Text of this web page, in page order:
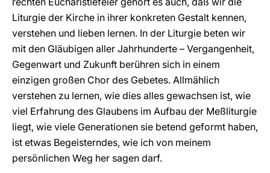
Liturgie der Kirche in ihrer konkreten Gestalt kennen,
verstehen und lieben lernen. In der Liturgie beten wir
mit den Gläubigen aller Jahrhunderte – Vergangenheit,
Gegenwart und Zukunft berühren sich in einem
einzigen großen Chor des Gebetes. Allmählich
verstehen zu lernen, wie dies alles gewachsen ist, wie
viel Erfahrung des Glaubens im Aufbau der Meßliturgie
liegt, wie viele Generationen sie betend geformt haben,
ist etwas Begeisterndes, wie ich von meinem
persönlichen Weg her sagen darf.